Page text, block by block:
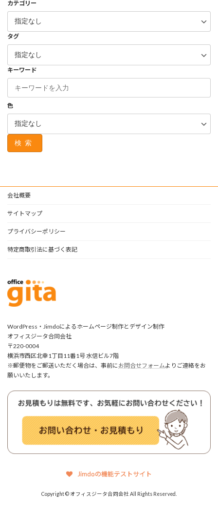
カテゴリー
タグ
キーワード
色
検索
会社概要
サイトマップ
プライバシーポリシー
特定商取引法に基づく表記
WordPress・Jimdoによるホームページ制作とデザイン制作
オフィスジータ合同会社
〒220-0004
横浜市西区北幸1丁目11番1号 水信ビル7階
※郵便物をご郵送いただく場合は、事前に お問合せフォームよりご連絡をお
願いいたします。
Jimdoの機能テストサイト
Copyright © オフィスジータ合同会社 All Rights Reserved.